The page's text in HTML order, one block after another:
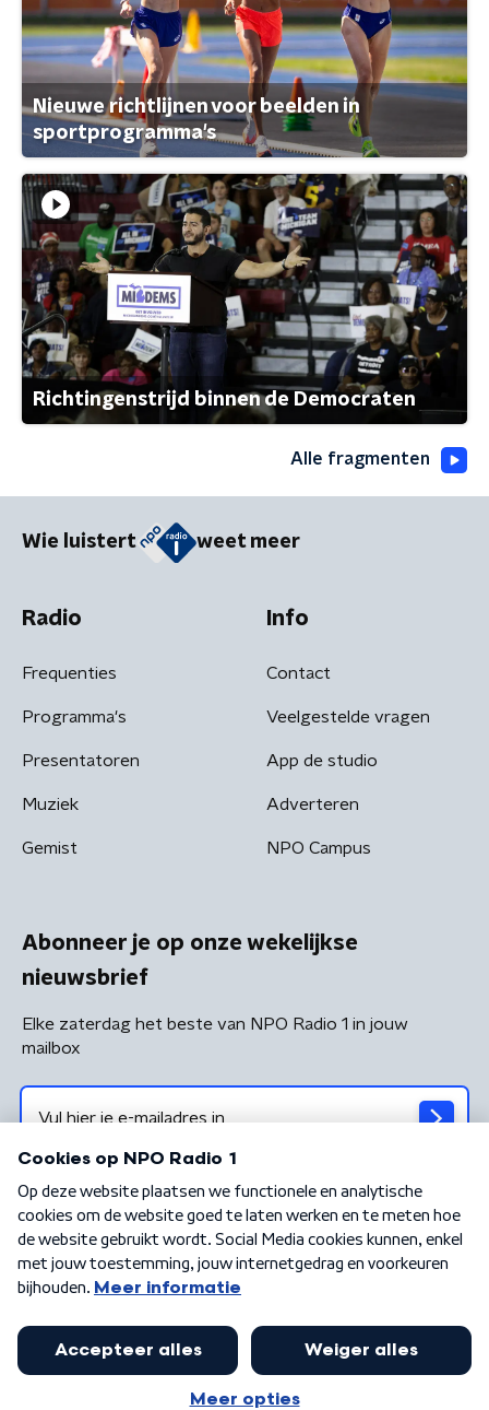
Nieuwe richtlijnen voor beelden in
sportprogramma's
Richtingenstrijd binnen de Democraten
Alle fragmenten
Wie luistert weet meer
Radio
Frequenties
Programma's
Presentatoren
Muziek
Gemist
Info
Contact
Veelgestelde vragen
App de studio
Adverteren
NPO Campus
Abonneer je op onze wekelijkse
nieuwsbrief
Elke zaterdag het beste van NPO Radio 1 in jouw
mailbox
Algemene voorwaarden